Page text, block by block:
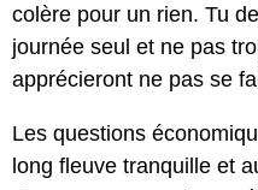
colère pour un rien. Tu
journée seul et ne pas
apprécieront ne pas se
Les questions
long fleuve tranquille et